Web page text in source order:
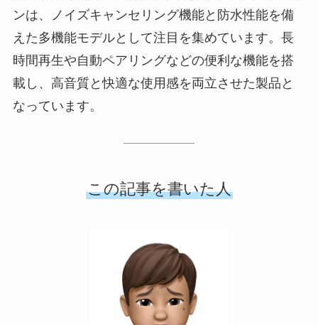
ンは、ノイズキャンセリング機能と防水性能を備
えた多機能モデルとして注目を集めています。長
時間再生や自動ペアリングなどの便利な機能を搭
載し、高音質と快適な使用感を両立させた製品と
なっています。
この記事を書いた人